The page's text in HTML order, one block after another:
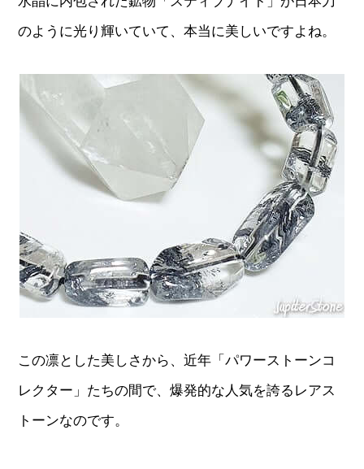
のように光り輝いていて、本当に美しいですよね。
この凛とした美しさから、近年「パワーストーンコ
レクター」たちの間で、爆発的な人気を誇るレアス
トーンなのです。